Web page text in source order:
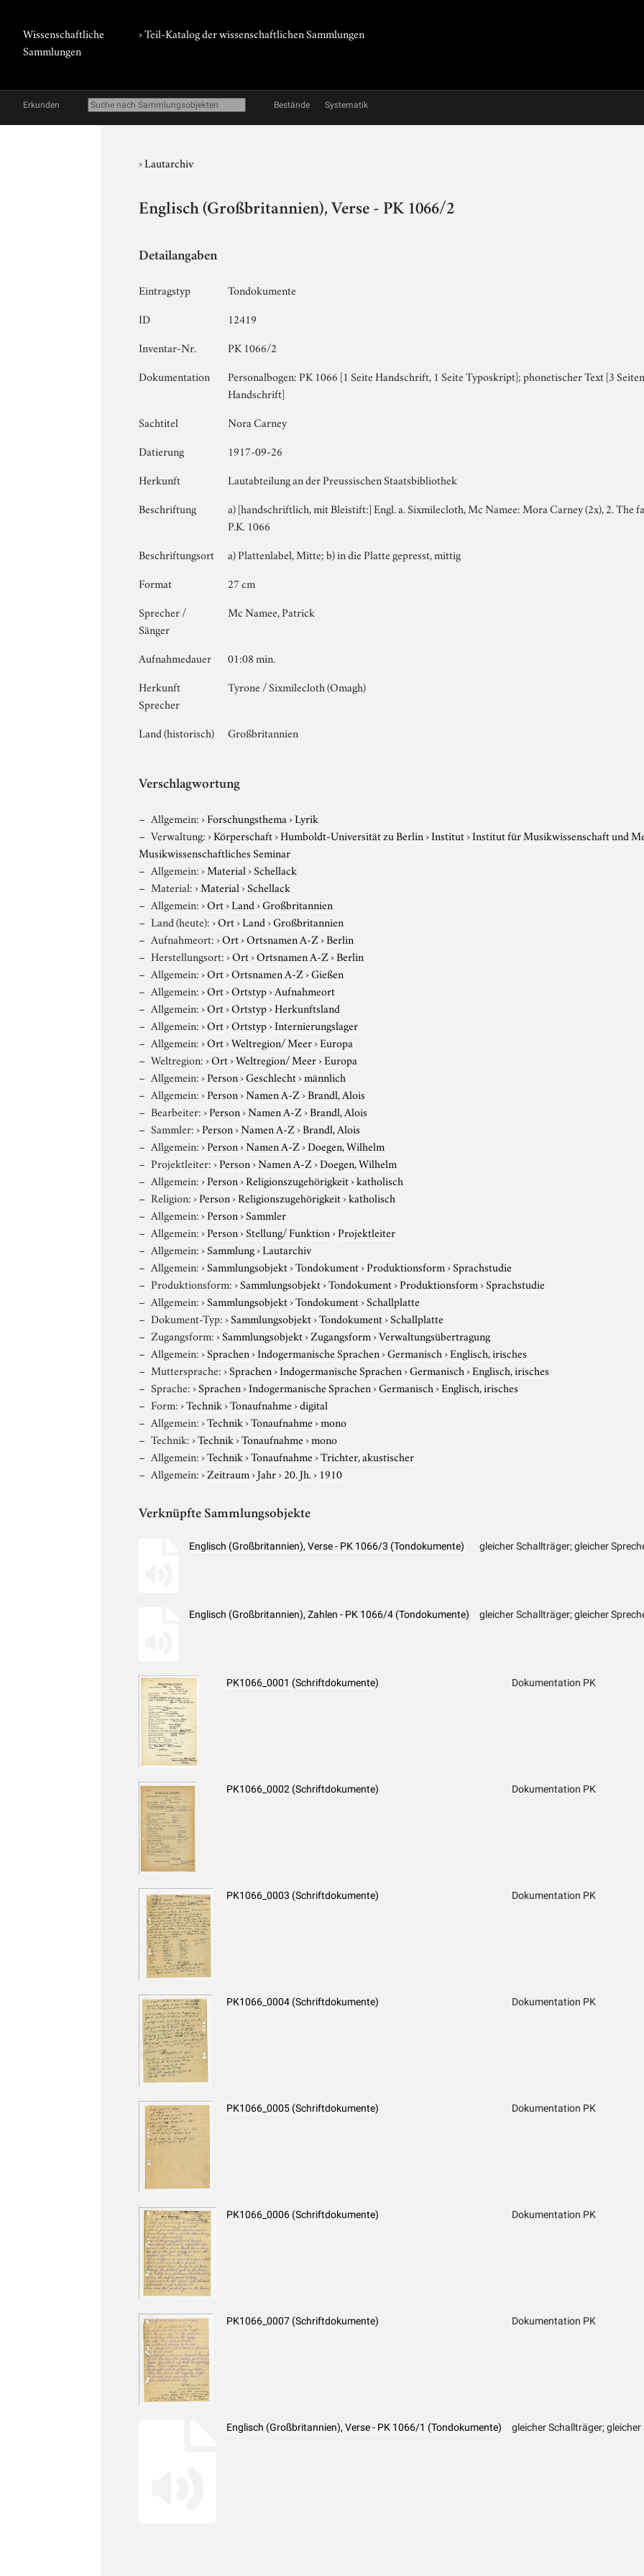
Wissenschaftliche
Sammlungen
› Teil-Katalog der wissenschaftlichen Sammlungen
Erkunden Bestände Systematik
›Lautarchiv
Englisch (Großbritannien), Verse - PK 1066/2
Detailangaben
Eintragstyp
Tondokumente
ID
12419
Inventar-Nr.
PK 1066/2
Dokumentation
Personalbogen: PK 1066 [1 Seite Handschrift, 1 Seite Typoskript]; phonetischer Text [3
Handschrift]
Sachtitel
Nora Carney
Datierung
1917-09-26
Herkunft
Lautabteilung an der Preussischen Staatsbibliothek
Beschriftung
a) [handschriftlich, mit Bleistift:] Engl. a. Sixmilecloth, Mc Namee: Mora Carney (2x), 2. The
P.K. 1066
Beschriftungsort
a) Plattenlabel, Mitte; b) in die Platte gepresst, mittig
Format
27 cm
Sprecher /
Sänger
Mc Namee, Patrick
Aufnahmedauer
01:08 min.
Herkunft
Sprecher
Tyrone / Sixmilecloth (Omagh)
Land (historisch) Großbritannien
Verschlagwortung
Allgemein:›Forschungsthema›Lyrik
Verwaltung:›Körperschaft›Humboldt-Universität zu Berlin›Institut›Institut für Musikwissenschaft und
Musikwissenschaftliches Seminar
Allgemein:›Material›Schellack
Material:›Material›Schellack
Allgemein:›Ort›Land›Großbritannien
Land (heute):›Ort›Land›Großbritannien
Aufnahmeort:›Ort›Ortsnamen A-Z›Berlin
Herstellungsort:›Ort›Ortsnamen A-Z›Berlin
Allgemein:›Ort›Ortsnamen A-Z›Gießen
Allgemein:›Ort›Ortstyp›Aufnahmeort
Allgemein:›Ort›Ortstyp›Herkunftsland
Allgemein:›Ort›Ortstyp›Internierungslager
Allgemein:›Ort›Weltregion/ Meer›Europa
Weltregion:›Ort›Weltregion/ Meer›Europa
Allgemein:›Person›Geschlecht›männlich
Allgemein:›Person›Namen A-Z›Brandl, Alois
Bearbeiter:›Person›Namen A-Z›Brandl, Alois
Sammler:›Person›Namen A-Z›Brandl, Alois
Allgemein:›Person›Namen A-Z›Doegen, Wilhelm
Projektleiter:›Person›Namen A-Z›Doegen, Wilhelm
Allgemein:›Person›Religionszugehörigkeit›katholisch
Religion:›Person›Religionszugehörigkeit›katholisch
Allgemein:›Person›Sammler
Allgemein:›Person›Stellung/ Funktion›Projektleiter
Allgemein:›Sammlung›Lautarchiv
Allgemein:›Sammlungsobjekt›Tondokument›Produktionsform›Sprachstudie
Produktionsform:›Sammlungsobjekt›Tondokument›Produktionsform›Sprachstudie
Allgemein:›Sammlungsobjekt›Tondokument›Schallplatte
Dokument-Typ:›Sammlungsobjekt›Tondokument›Schallplatte
Zugangsform:›Sammlungsobjekt›Zugangsform›Verwaltungsübertragung
Allgemein:›Sprachen›Indogermanische Sprachen›Germanisch›Englisch, irisches
Muttersprache:›Sprachen›Indogermanische Sprachen›Germanisch›Englisch, irisches
Sprache:›Sprachen›Indogermanische Sprachen›Germanisch›Englisch, irisches
Form:›Technik›Tonaufnahme›digital
Allgemein:›Technik›Tonaufnahme›mono
Technik:›Technik›Tonaufnahme›mono
Allgemein:›Technik›Tonaufnahme›Trichter, akustischer
Allgemein:›Zeitraum›Jahr›20. Jh.› 1910
Verknüpfte Sammlungsobjekte
Englisch (Großbritannien), Verse - PK 1066/3 (Tondokumente) gleicher Schallträger; gleicher
Englisch (Großbritannien), Zahlen - PK 1066/4 (Tondokumente) gleicher Schallträger; gleicher
PK1066_0001 (Schriftdokumente) Dokumentation PK
PK1066_0002 (Schriftdokumente) Dokumentation PK
PK1066_0003 (Schriftdokumente) Dokumentation PK
PK1066_0004 (Schriftdokumente) Dokumentation PK
PK1066_0005 (Schriftdokumente) Dokumentation PK
PK1066_0006 (Schriftdokumente) Dokumentation PK
PK1066_0007 (Schriftdokumente) Dokumentation PK
Englisch (Großbritannien), Verse - PK 1066/1 (Tondokumente) gleicher Schallträger;